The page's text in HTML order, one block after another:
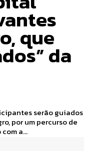
que
da
serão guiados
por um percurso de
com a...